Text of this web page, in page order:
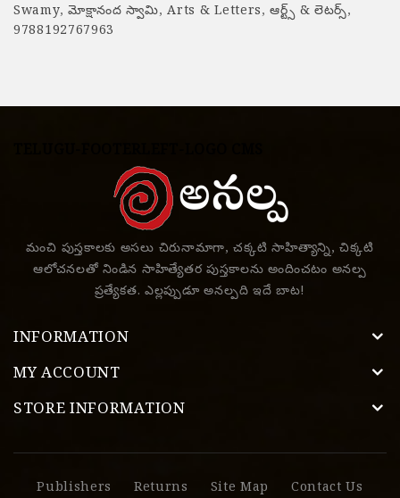
Swamy, మోక్షానంద స్వామి,Arts & Letters,ఆర్ట్స్ & లెటర్స్,
9788192767963
మంచి పుస్తకాలకు అసలు చిరునామాగా, చక్కటి సాహిత్యాన్ని, చిక్కటి
ఆలోచనలతో నిండిన సాహిత్యేతర పుస్తకాలను అందించటం అనల్ప
ప్రత్యేకత. ఎల్లప్పుడూ అనల్పది ఇదే బాట!
INFORMATION
MY ACCOUNT
STORE INFORMATION
Publishers Returns Site Map Contact Us